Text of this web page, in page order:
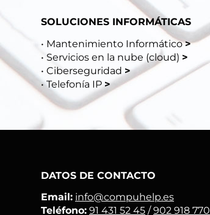
SOLUCIONES INFORMÁTICAS
• Mantenimiento Informático >
• Servicios en la nube (cloud) >
• Ciberseguridad >
•Telefonía IP >
DATOS DE CONTACTO
Email: info@compuhelp.es
Teléfono: 91 431 52 45 /902 918 770